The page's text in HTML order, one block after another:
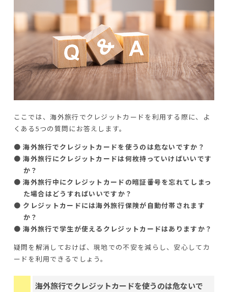
ここでは、海外旅行でクレジットカードを利用する際に、よ
くある5つの質問にお答えします。
● 海外旅行でクレジットカードを使うのは危ないですか？
● 海外旅行にクレジットカードは何枚持っていけばいいです
か？
● 海外旅行中にクレジットカードの暗証番号を忘れてしまっ
た場合はどうすればいいですか？
● クレジットカードには海外旅行保険が自動付帯されます
か？
● 海外旅行で学生が使えるクレジットカードはありますか？
疑問を解消しておけば、現地での不安を減らし、安心してカ
ードを利用できるでしょう。
海外旅行でクレジットカードを使うのは危ないで